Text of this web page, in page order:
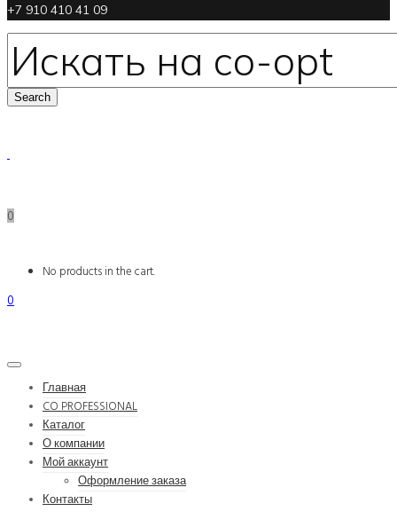
+7 910 410 41 09
0
No products in the cart.
0
Главная
CO PROFESSIONAL
Каталог
О компании
Мой аккаунт
Оформление заказа
Контакты